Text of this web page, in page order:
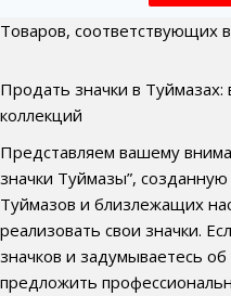
Товаров, соответствующих
Продать значки в Туймазах:
коллекций
Представляем вашему
значки Туймазы”,
Туймазов и близлежащих
реализовать свои значки.
значков и задумываетесь
предложить